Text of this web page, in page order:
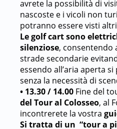
avrete la possibilità di
nascoste e i vicoli non
potranno essere visti
Le golf cart sono
silenziose, consentendo
strade secondarie
essendo all’aria aperta
senza la necessità di
• 13.30 / 14.00 Fine del
del Tour al Colosseo, al
incontrerete la vostra
Si tratta di un “tour a